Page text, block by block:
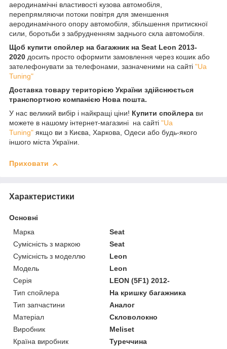
аеродинамічні властивості кузова автомобіля,
перепрямляючи потоки повітря для зменшення
аеродинамічного опору автомобіля, збільшення притискної
сили, боротьби з забрудненням заднього скла автомобіля.
Щоб купити спойлер на багажник на Seat Leon 2013-
2020 досить просто оформити замовлення через кошик або
зателефонувати за телефонами, зазначеними на сайті "Ua
Tuning"
Доставка товару територією України здійснюється
транспортною компанією Нова пошта.
У нас великий вибір і найкращі ціни! Купити спойлера ви
можете в нашому інтернет-магазині на сайті "Ua
Tuning" якщо ви з Києва, Харкова, Одеси або будь-якого
іншого міста України.
Приховати
Характеристики
Основні
Марка
Seat
Сумісність з маркою
Seat
Сумісність з моделлю
Leon
Модель
Leon
Серія
LEON (5F1) 2012-
Тип спойлера
На кришку багажника
Тип запчастини
Аналог
Матеріал
Скловолокно
Виробник
Meliset
Країна виробник
Туреччина